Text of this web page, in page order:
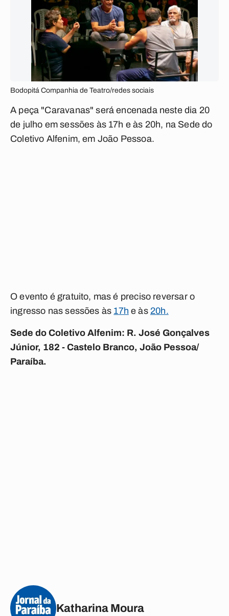
Bodopitá Companhia de Teatro/redes sociais
A peça "Caravanas" será encenada neste dia 20
de julho em sessões às 17h e às 20h, na Sede do
Coletivo Alfenim, em João Pessoa.
O evento é gratuito, mas é preciso reversar o
ingresso nas sessões às 17h e às 20h.
Sede do Coletivo Alfenim: R. José Gonçalves
Júnior, 182 - Castelo Branco, João Pessoa/
Paraíba.
Katharina Moura